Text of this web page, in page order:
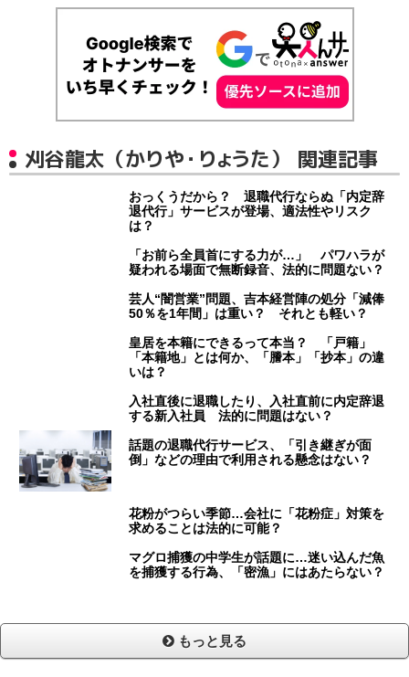
刈谷龍太（かりや・りょうた） 関連記事
おっくうだから？ 退職代行ならぬ「内定辞
退代行」サービスが登場、適法性やリスク
は？
「お前ら全員首にする力が…」 パワハラが
疑われる場面で無断録音、法的に問題ない？
芸人“闇営業”問題、吉本経営陣の処分「減俸
50％を1年間」は重い？ それとも軽い？
皇居を本籍にできるって本当？ 「戸籍」
「本籍地」とは何か、「謄本」「抄本」の違
いは？
入社直後に退職したり、入社直前に内定辞退
する新入社員 法的に問題はない？
話題の退職代行サービス、「引き継ぎが面
倒」などの理由で利用される懸念はない？
花粉がつらい季節…会社に「花粉症」対策を
求めることは法的に可能？
マグロ捕獲の中学生が話題に…迷い込んだ魚
を捕獲する行為、「密漁」にはあたらない？
もっと見る